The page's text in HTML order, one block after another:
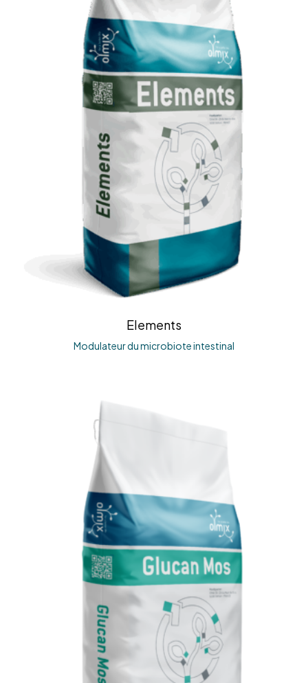
Elements
Modulateur du microbiote intestinal